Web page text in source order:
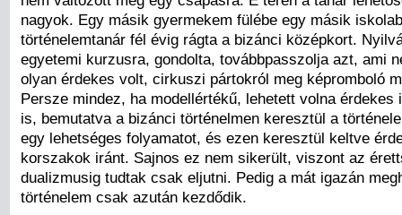
nagyok. Egy másik gyermekem fülébe egy másik
történelemtanár fél évig rágta a bizánci középkort.
egyetemi kurzusra, gondolta, továbbpasszolja azt, ami
olyan érdekes volt, cirkuszi pártokról meg képromboló
Persze mindez, ha modellértékű, lehetett volna érdekes
is, bemutatva a bizánci történelmen keresztül a
egy lehetséges folyamatot, és ezen keresztül keltve
korszakok iránt. Sajnos ez nem sikerült, viszont az
dualizmusig tudtak csak eljutni. Pedig a mát igazán
történelem csak azután kezdődik.